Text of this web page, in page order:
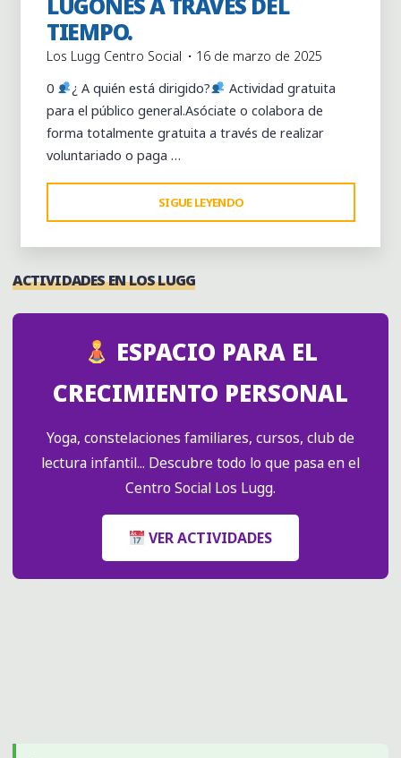
LUGONES A TRAVÉS DEL
TIEMPO.
Los Lugg Centro Social
16 de marzo de 2025
0
​¿ A quién está dirigido?
​ Actividad gratuita
para el público general.Asóciate o colabora de
forma totalmente gratuita a través de realizar
voluntariado o paga …
SIGUE LEYENDO
O
HISTORIETA?
TRAVÉS
TIEMPO."
ACTIVIDADES EN LOS LUGG
ESPACIO PARA EL
CRECIMIENTO PERSONAL
Yoga, constelaciones familiares, cursos, club de
lectura infantil... Descubre todo lo que pasa en el
Centro Social Los Lugg.
VER ACTIVIDADES